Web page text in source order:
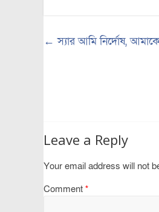
← স্যার আমি নির্দোষ,
Leave a Reply
Your email address will not
Comment *